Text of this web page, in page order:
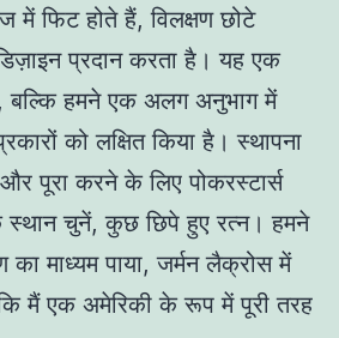
में फिट होते हैं, विलक्षण छोटे
प्रदान करता है। यह एक
बल्कि हमने एक अलग अनुभाग में
को लक्षित किया है। स्थापना
पूरा करने के लिए पोकरस्टार्स
स्थान चुनें, कुछ छिपे हुए रत्न। हमने
माध्यम पाया, जर्मन लैक्रोस में
मैं एक अमेरिकी के रूप में पूरी तरह